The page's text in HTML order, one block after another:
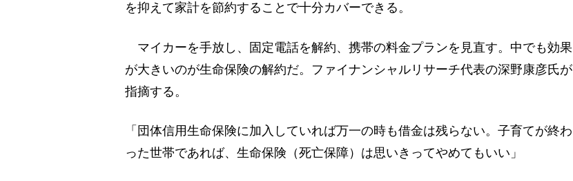
を抑えて家計を節約することで十分カバーできる。
マイカーを手放し、固定電話を解約、携帯の料金プランを見直す。中でも効果
が大きいのが生命保険の解約だ。ファイナンシャルリサーチ代表の深野康彦氏が
指摘する。
「団体信用生命保険に加入していれば万一の時も借金は残らない。子育てが終わ
った世帯であれば、生命保険（死亡保障）は思いきってやめてもいい」